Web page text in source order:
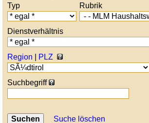
Typ
Rubrik
Dienstverhältnis
Region PLZ
Suchbegriff
Suche löschen